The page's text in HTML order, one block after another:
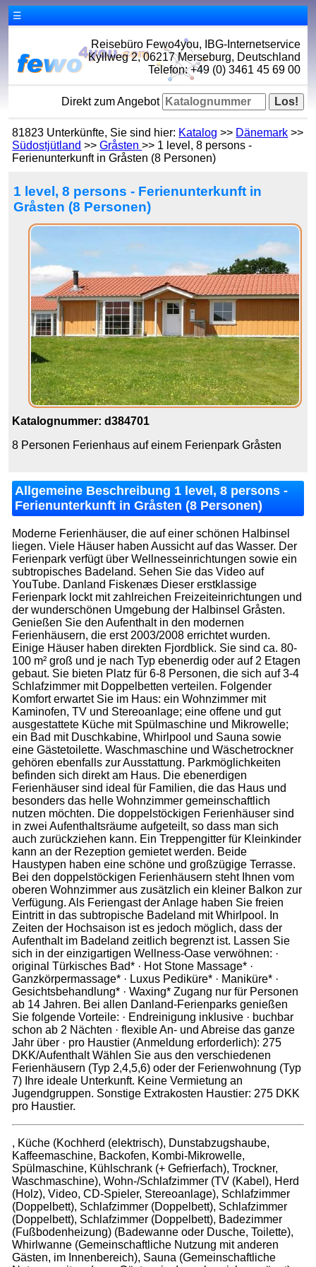
☰
Reisebüro Fewo4you, IBG-Internetservice
Kyllweg 2, 06217 Merseburg, Deutschland
Telefon: +49 (0) 3461 45 69 00
Direkt zum Angebot
81823 Unterkünfte, Sie sind hier: Katalog >> Dänemark >>
Südostjütland >>Gråsten>> 1 level, 8 persons -
Ferienunterkunft in Gråsten (8 Personen)
1 level, 8 persons - Ferienunterkunft in
Gråsten (8 Personen)
Katalognummer: d384701
8 Personen Ferienhaus auf einem Ferienpark Gråsten
Allgemeine Beschreibung 1 level, 8 persons -
Ferienunterkunft in Gråsten (8 Personen)
Moderne Ferienhäuser, die auf einer schönen Halbinsel
liegen. Viele Häuser haben Aussicht auf das Wasser. Der
Ferienpark verfügt über Wellnesseinrichtungen sowie ein
subtropisches Badeland. Sehen Sie das Video auf
YouTube. Danland Fiskenæs Dieser erstklassige
Ferienpark lockt mit zahlreichen Freizeiteinrichtungen und
der wunderschönen Umgebung der Halbinsel Gråsten.
Genießen Sie den Aufenthalt in den modernen
Ferienhäusern, die erst 2003/2008 errichtet wurden.
Einige Häuser haben direkten Fjordblick. Sie sind ca. 80-
100 m² groß und je nach Typ ebenerdig oder auf 2 Etagen
gebaut. Sie bieten Platz für 6-8 Personen, die sich auf 3-4
Schlafzimmer mit Doppelbetten verteilen. Folgender
Komfort erwartet Sie im Haus: ein Wohnzimmer mit
Kaminofen, TV und Stereoanlage; eine offene und gut
ausgestattete Küche mit Spülmaschine und Mikrowelle;
ein Bad mit Duschkabine, Whirlpool und Sauna sowie
eine Gästetoilette. Waschmaschine und Wäschetrockner
gehören ebenfalls zur Ausstattung. Parkmöglichkeiten
befinden sich direkt am Haus. Die ebenerdigen
Ferienhäuser sind ideal für Familien, die das Haus und
besonders das helle Wohnzimmer gemeinschaftlich
nutzen möchten. Die doppelstöckigen Ferienhäuser sind
in zwei Aufenthaltsräume aufgeteilt, so dass man sich
auch zurückziehen kann. Ein Treppengitter für Kleinkinder
kann an der Rezeption gemietet werden. Beide
Haustypen haben eine schöne und großzügige Terrasse.
Bei den doppelstöckigen Ferienhäusern steht Ihnen vom
oberen Wohnzimmer aus zusätzlich ein kleiner Balkon zur
Verfügung. Als Feriengast der Anlage haben Sie freien
Eintritt in das subtropische Badeland mit Whirlpool. In
Zeiten der Hochsaison ist es jedoch möglich, dass der
Aufenthalt im Badeland zeitlich begrenzt ist. Lassen Sie
sich in der einzigartigen Wellness-Oase verwöhnen: ·
original Türkisches Bad* · Hot Stone Massage* ·
Ganzkörpermassage* · Luxus Pediküre* · Maniküre* ·
Gesichtsbehandlung* · Waxing* Zugang nur für Personen
ab 14 Jahren. Bei allen Danland-Ferienparks genießen
Sie folgende Vorteile: · Endreinigung inklusive · buchbar
schon ab 2 Nächten · flexible An- und Abreise das ganze
Jahr über · pro Haustier (Anmeldung erforderlich): 275
DKK/Aufenthalt Wählen Sie aus den verschiedenen
Ferienhäusern (Typ 2,4,5,6) oder der Ferienwohnung (Typ
7) Ihre ideale Unterkunft. Keine Vermietung an
Jugendgruppen. Sonstige Extrakosten Haustier: 275 DKK
pro Haustier.
, Küche (Kochherd (elektrisch), Dunstabzugshaube,
Kaffeemaschine, Backofen, Kombi-Mikrowelle,
Spülmaschine, Kühlschrank (+ Gefrierfach), Trockner,
Waschmaschine), Wohn-/Schlafzimmer (TV (Kabel), Herd
(Holz), Video, CD-Spieler, Stereoanlage), Schlafzimmer
(Doppelbett), Schlafzimmer (Doppelbett), Schlafzimmer
(Doppelbett), Schlafzimmer (Doppelbett), Badezimmer
(Fußbodenheizung) (Badewanne oder Dusche, Toilette),
Whirlwanne (Gemeinschaftliche Nutzung mit anderen
Gästen, im Innenbereich), Sauna (Gemeinschaftliche